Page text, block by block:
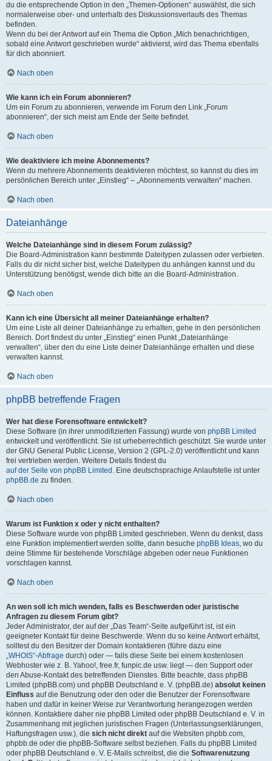
du die entsprechende Option in den „Themen-Optionen“ auswählst, die sich
normalerweise ober- und unterhalb des Diskussionsverlaufs des Themas
befinden.
Wenn du bei der Antwort auf ein Thema die Option „Mich benachrichtigen,
sobald eine Antwort geschrieben wurde“ aktivierst, wird das Thema ebenfalls
für dich abonniert.
Nach oben
Wie kann ich ein Forum abonnieren?
Um ein Forum zu abonnieren, verwende im Forum den Link „Forum
abonnieren“, der sich meist am Ende der Seite befindet.
Nach oben
Wie deaktiviere ich meine Abonnements?
Wenn du mehrere Abonnements deaktivieren möchtest, so kannst du dies im
persönlichen Bereich unter „Einstieg“ – „Abonnements verwalten“ machen.
Nach oben
Dateianhänge
Welche Dateianhänge sind in diesem Forum zulässig?
Die Board-Administration kann bestimmte Dateitypen zulassen oder verbieten.
Falls du dir nicht sicher bist, welche Dateitypen du anhängen kannst und du
Unterstützung benötigst, wende dich bitte an die Board-Administration.
Nach oben
Kann ich eine Übersicht all meiner Dateianhänge erhalten?
Um eine Liste all deiner Dateianhänge zu erhalten, gehe in den persönlichen
Bereich. Dort findest du unter „Einstieg“ einen Punkt „Dateianhänge
verwalten“, über den du eine Liste deiner Dateianhänge erhalten und diese
verwalten kannst.
Nach oben
phpBB betreffende Fragen
Wer hat diese Forensoftware entwickelt?
Diese Software (in ihrer unmodifizierten Fassung) wurde von phpBB Limited
entwickelt und veröffentlicht. Sie ist urheberrechtlich geschützt. Sie wurde unter
der GNU General Public License, Version 2 (GPL-2.0) veröffentlicht und kann
frei vertrieben werden. Weitere Details findest du
auf der Seite von phpBB Limited . Eine deutschsprachige Anlaufstelle ist unter
phpBB.de zu finden.
Nach oben
Warum ist Funktion x oder y nicht enthalten?
Diese Software wurde von phpBB Limited geschrieben. Wenn du denkst, dass
eine Funktion implementiert werden sollte, dann besuche phpBB Ideas, wo du
deine Stimme für bestehende Vorschläge abgeben oder neue Funktionen
vorschlagen kannst.
Nach oben
An wen soll ich mich wenden, falls es Beschwerden oder juristische
Anfragen zu diesem Forum gibt?
Jeder Administrator, der auf der „Das Team“-Seite aufgeführt ist, ist ein
geeigneter Kontakt für deine Beschwerde. Wenn du so keine Antwort erhältst,
solltest du den Besitzer der Domain kontaktieren (führe dazu eine
„WHOIS“-Abfrage durch) oder — falls diese Seite bei einem kostenlosen
Webhoster wie z. B. Yahoo!, free.fr, funpic.de usw. liegt — den Support oder
den Abuse-Kontakt des betreffenden Dienstes. Bitte beachte, dass phpBB
Limited (phpBB.com) und phpBB Deutschland e. V. (phpBB.de) absolut keinen
Einfluss auf die Benutzung oder den oder die Benutzer der Forensoftware
haben und dafür in keiner Weise zur Verantwortung herangezogen werden
können. Kontaktiere daher nie phpBB Limited oder phpBB Deutschland e. V. in
Zusammenhang mit jeglichen juristischen Fragen (Unterlassungserklärungen,
Haftungsfragen usw.), die sich nicht direkt auf die Websiten phpbb.com,
phpbb.de oder die phpBB-Software selbst beziehen. Falls du phpBB Limited
oder phpBB Deutschland e. V. E-Mails schreibst, die die Softwarenutzung